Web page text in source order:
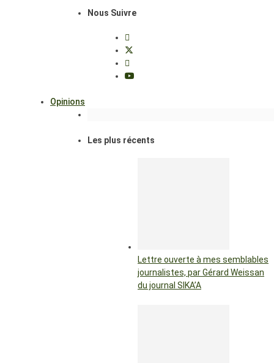
Nous Suivre
Opinions
Les plus récents
Lettre ouverte à mes semblables
journalistes, par Gérard Weissan
du journal SIKA’A